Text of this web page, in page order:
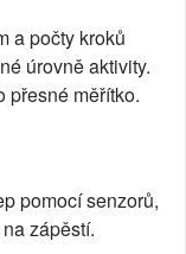
a počty kroků
úrovně aktivity.
přesné měřítko.
pomocí senzorů,
zápěstí.